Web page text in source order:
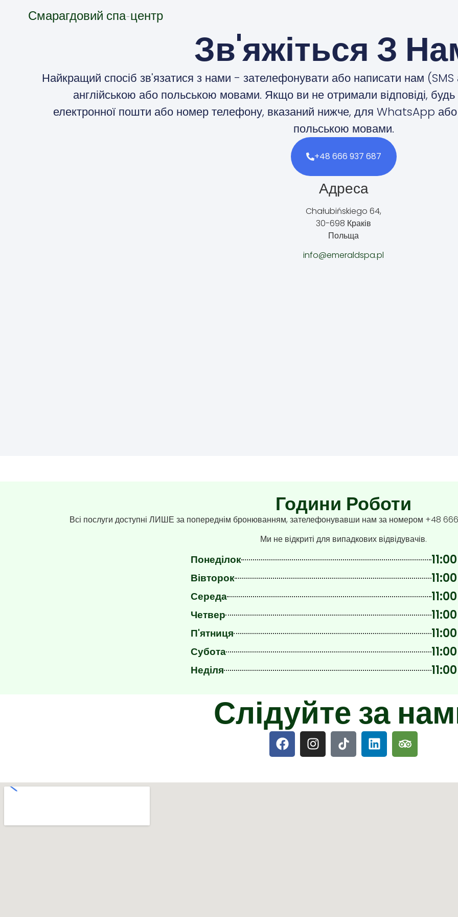
Смарагдовий спа-центр
Зв'яжіться З
Найкращий спосіб зв'язатися з нами - зателефонувати або написати нам
англійською або польською мовами. Якщо ви не отримали відповіді,
електронної пошти або номер телефону, вказаний нижче, для WhatsApp
польською мовами.
+48 666 937 687
Адреса
Chałubińskiego 64,
30-698 Краків
Польща
info@emeraldspa.pl
Години Роботи
Всі послуги доступні ЛИШЕ за попереднім бронюванням, зателефонувавши нам за номером +48
Ми не відкриті для випадкових відвідувачів.
Понеділок
Вівторок
Середа
Четвер
П'ятниця
Субота
Неділя
Слідуйте за